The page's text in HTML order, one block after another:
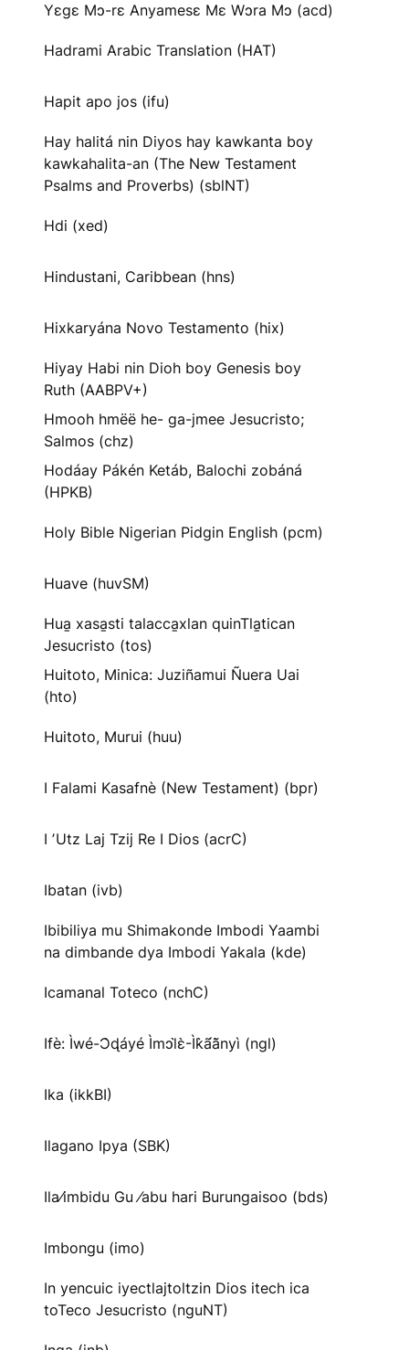
Yɛgɛ Mɔ-rɛ Anyamesɛ Mɛ Wɔra Mɔ (acd)
Hadrami Arabic Translation (HAT)
Hapit apo jos (ifu)
Hay halitá nin Diyos hay kawkanta boy
kawkahalita-an (The New Testament
Psalms and Proverbs) (sblNT)
Hdi (xed)
Hindustani, Caribbean (hns)
Hixkaryána Novo Testamento (hix)
Hiyay Habi nin Dioh boy Genesis boy
Ruth (AABPV+)
Hmooh hmëë he- ga-jmee Jesucristo;
Salmos (chz)
Hodáay Pákén Ketáb, Balochi zobáná
(HPKB)
Holy Bible Nigerian Pidgin English (pcm)
Huave (huvSM)
Hua̱ xasa̱sti talacca̱xlan quinTla̱tican
Jesucristo (tos)
Huitoto, Minica: Juziñamui Ñuera Uai
(hto)
Huitoto, Murui (huu)
I Falami Kasafnè (New Testament) (bpr)
I ʼUtz Laj Tzij Re I Dios (acrC)
Ibatan (ivb)
Ibibiliya mu Shimakonde Imbodi Yaambi
na dimbande dya Imbodi Yakala (kde)
Icamanal Toteco (nchC)
Ifè: Ìwé-Ɔ̀ɖáyé Ìmↄl̀ɛ̀-Ìk̀ã́ã̀nyì (ngl)
Ika (ikkBI)
Ilagano Ipya (SBK)
Ila⁄imbidu Gu ⁄abu hari Burungaisoo (bds)
Imbongu (imo)
In yencuic iyectlajtoltzin Dios itech ica
toTeco Jesucristo (nguNT)